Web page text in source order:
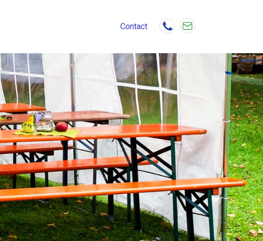
Contact